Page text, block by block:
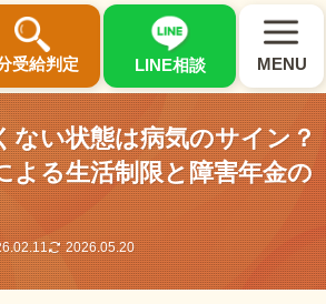
受給判定 LINE相談 MENU
×
由
料0円・受給後報酬型
ない状態は病気のサイン？
よる生活制限と障害年金の
2026.05.20